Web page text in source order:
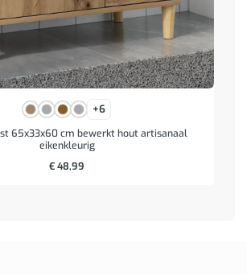
+6
65x33x60 cm bewerkt hout artisanaal
eikenkleurig
€48,99